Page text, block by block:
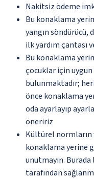
Nakitsiz ödeme
Bu konaklama
yangın
ilk yardım çantası
Bu konaklama
çocuklar için
bulunmaktadır;
önce konaklama
oda ayarlayıp
öneririz
Kültürel normların
konaklama yerine
unutmayın.
tarafından